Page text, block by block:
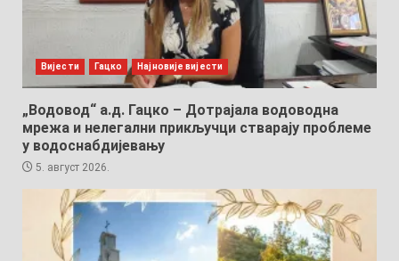
Вијести Гацко Најновије вијести
„Водовод“ а.д. Гацко – Дотрајала водоводна
мрежа и нелегални прикључци стварају проблеме
у водоснабдијевању
5. август 2026.